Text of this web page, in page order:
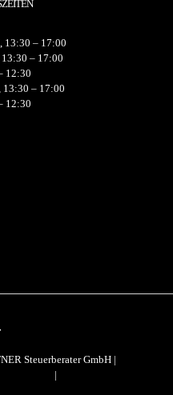
13:30 – 17:00
– 17:00
12:30
13:30 – 17:00
12:30
Steuerberater GmbH |
|